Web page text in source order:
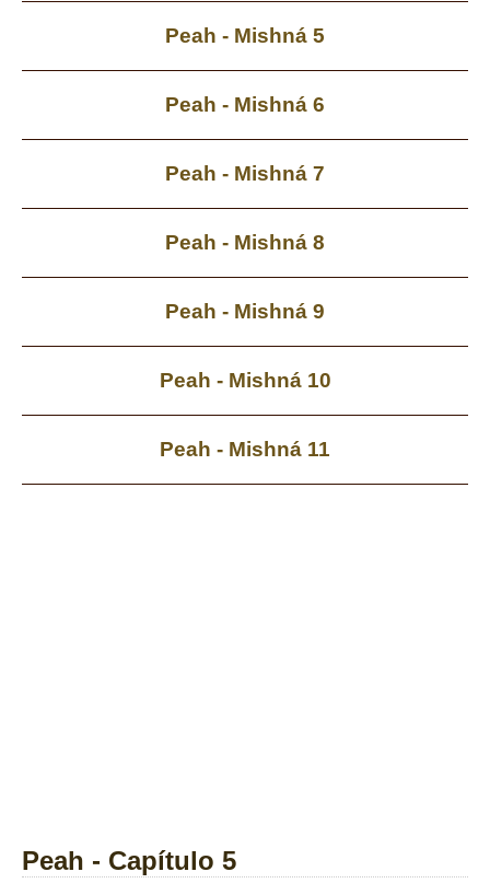
Peah - Mishná 5
Peah - Mishná 6
Peah - Mishná 7
Peah - Mishná 8
Peah - Mishná 9
Peah - Mishná 10
Peah - Mishná 11
Peah - Capítulo 5